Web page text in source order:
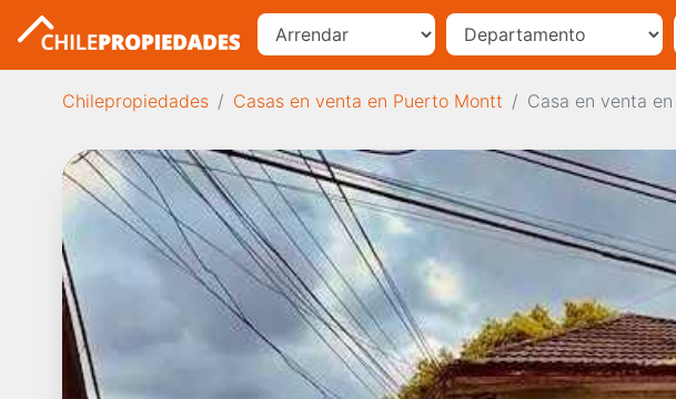
Chilepropiedades Casas en venta en Puerto Montt Casa en venta